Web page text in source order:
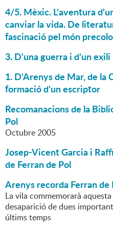
4/5. Mèxic. L'aventura
canviar la vida. De
fascinació pel món
3. D'una guerra i d'un exili
1. D'Arenys de Mar, de la
formació d'un escriptor
Recomanacions de la
Pol
Octubre 2005
Josep-Vicent Garcia i
de Ferran de Pol
Arenys recorda Ferran de
La vila commemorarà
desaparició de dues
últims temps